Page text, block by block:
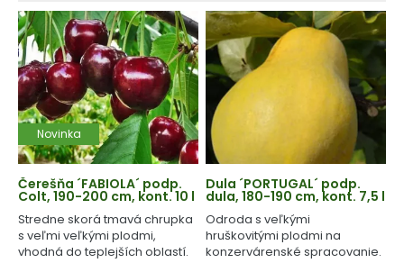
Novinka
Čerešňa ´FABIOLA´ podp.
Colt, 190-200 cm, kont. 10 l
Stredne skorá tmavá chrupka
s veľmi veľkými plodmi,
vhodná do teplejších oblastí.
Dula ´PORTUGAL´ podp.
dula, 180-190 cm, kont. 7,5 l
Odroda s veľkými
hruškovitými plodmi na
konzervárenské spracovanie.